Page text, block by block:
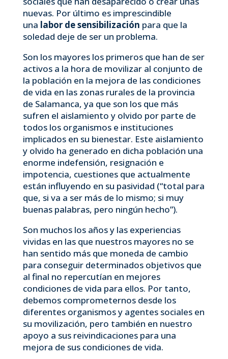
nuevas. Por último es imprescindible
una labor de sensibilización para que la
soledad deje de ser un problema.
Son los mayores los primeros que han de ser
activos a la hora de movilizar al conjunto de
la población en la mejora de las condiciones
de vida en las zonas rurales de la provincia
de Salamanca, ya que son los que más
sufren el aislamiento y olvido por parte de
todos los organismos e instituciones
implicados en su bienestar. Este aislamiento
y olvido ha generado en dicha población una
enorme indefensión, resignación e
impotencia, cuestiones que actualmente
están influyendo en su pasividad (“total para
que, si va a ser más de lo mismo; si muy
buenas palabras, pero ningún hecho”).
Son muchos los años y las experiencias
vividas en las que nuestros mayores no se
han sentido más que moneda de cambio
para conseguir determinados objetivos que
al final no repercutían en mejores
condiciones de vida para ellos. Por tanto,
debemos comprometernos desde los
diferentes organismos y agentes sociales en
su movilización, pero también en nuestro
apoyo a sus reivindicaciones para una
mejora de sus condiciones de vida.